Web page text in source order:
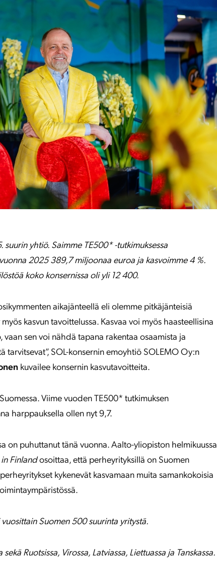
suurin yhtiö. Saimme TE500* -tutkimuksessa
2025 389,7 miljoonaa euroa ja kasvoimme 4 %.
koko konsernissa oli yli 12 400.
aikajänteellä eli olemme pitkäjänteisiä
kasvun tavoittelussa. Kasvaa voi myös haasteellisina
sen voi nähdä tapana rakentaa osaamista ja
tarvitsevat”, SOL-konsernin emoyhtiö SOLEMO Oy:n
kuvailee konsernin kasvutavoitteita.
Viime vuoden TE500* tutkimuksen
harppauksella ollen nyt 9,7.
on puhuttanut tänä vuonna. Aalto-yliopiston helmikuussa
Finlandosoittaa, että perheyrityksillä on Suomen
kykenevät kasvamaan muita samankokoisia
Suomen 500 suurinta yritystä.
Ruotsissa, Virossa, Latviassa, Liettuassa ja Tanskassa.